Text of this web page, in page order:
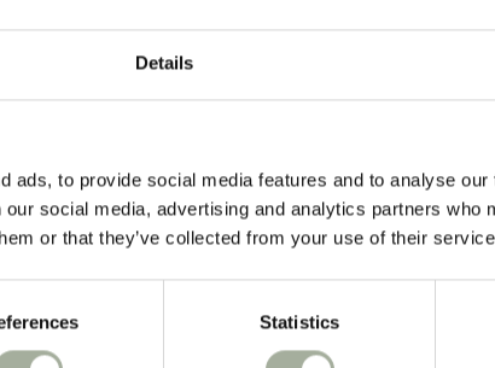
Details
ads, to provide social media features and to analyse
social media, advertising and analytics partners who
or that they’ve collected from your use of their
Statistics
de training. Je kunt ze in kleinere stukjes breken,
zak van 300 gram, zodat de sticks lekker vers
van vis
kabeljauw – een smaakvolle en voedzame
huid, glanzende vacht en algehele vitaliteit.